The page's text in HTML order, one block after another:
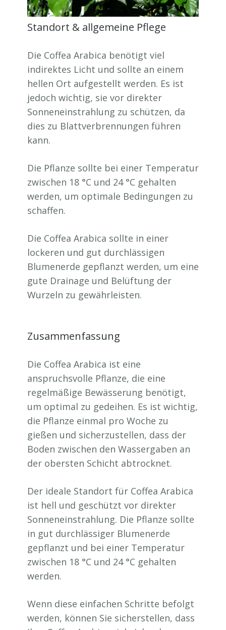
Standort & allgemeine Pflege
Die Coffea Arabica benötigt viel
indirektes Licht und sollte an einem
hellen Ort aufgestellt werden. Es ist
jedoch wichtig, sie vor direkter
Sonneneinstrahlung zu schützen, da
dies zu Blattverbrennungen führen
kann.
Die Pflanze sollte bei einer Temperatur
zwischen 18 °C und 24 °C gehalten
werden, um optimale Bedingungen zu
schaffen.
Die Coffea Arabica sollte in einer
lockeren und gut durchlässigen
Blumenerde gepflanzt werden, um eine
gute Drainage und Belüftung der
Wurzeln zu gewährleisten.
Zusammenfassung
Die Coffea Arabica ist eine
anspruchsvolle Pflanze, die eine
regelmäßige Bewässerung benötigt,
um optimal zu gedeihen. Es ist wichtig,
die Pflanze einmal pro Woche zu
gießen und sicherzustellen, dass der
Boden zwischen den Wassergaben an
der obersten Schicht abtrocknet.
Der ideale Standort für Coffea Arabica
ist hell und geschützt vor direkter
Sonneneinstrahlung. Die Pflanze sollte
in gut durchlässiger Blumenerde
gepflanzt und bei einer Temperatur
zwischen 18 °C und 24 °C gehalten
werden.
Wenn diese einfachen Schritte befolgt
werden, können Sie sicherstellen, dass